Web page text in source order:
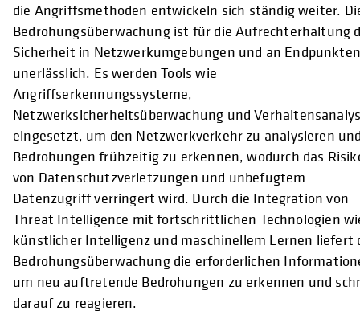
die Angriffsmethoden entwickeln sich ständig weiter.
Bedrohungsüberwachung ist für die Aufrechterhaltung
Sicherheit in Netzwerkumgebungen und an Endpunkten
unerlässlich. Es werden Tools wie
Angriffserkennungssysteme,
Netzwerksicherheitsüberwachung und
eingesetzt, um den Netzwerkverkehr zu analysieren
Bedrohungen frühzeitig zu erkennen, wodurch das
von Datenschutzverletzungen und unbefugtem
Datenzugriff verringert wird. Durch die Integration von
Threat Intelligence mit fortschrittlichen Technologien
künstlicher Intelligenz und maschinellem Lernen liefert
Bedrohungsüberwachung die erforderlichen
um neu auftretende Bedrohungen zu erkennen und
darauf zu reagieren.